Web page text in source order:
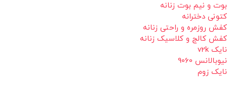
بوت و نیم بوت زنانه
کتونی دخترانه
کفش روزمره و راحتی زنانه
کفش کالج و کلاسیک زنانه
نایک v2k
نیوبالانس 9060
نایک زوم